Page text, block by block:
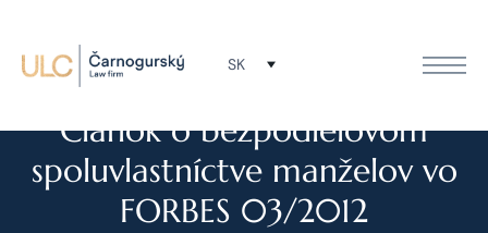
SK
TLAČOVÉ SPRÁVY
Článok o bezpodielovom
spoluvlastníctve manželov vo
FORBES 03/2012